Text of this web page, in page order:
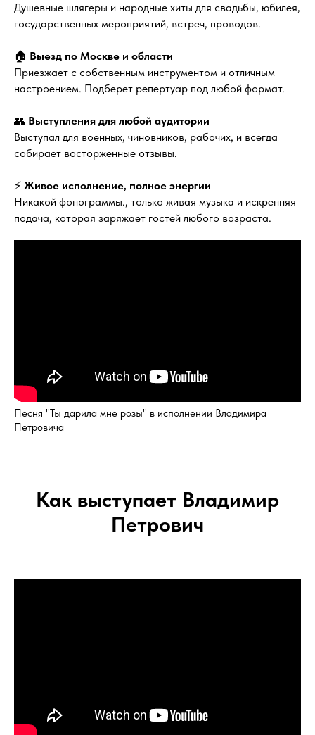
Душевные шлягеры и народные хиты для свадьбы, юбилея,
государственных мероприятий, встреч, проводов.
🏠 Выезд по Москве и области
Приезжает с собственным инструментом и отличным
настроением. Подберет репертуар под любой формат.
👥 Выступления для любой аудитории
Выступал для военных, чиновников, рабочих, и всегда
собирает восторженные отзывы.
⚡ Живое исполнение, полное энергии
Никакой фонограммы., только живая музыка и искренняя
подача, которая заряжает гостей любого возраста.
Песня "Ты дарила мне розы" в исполнении Владимира
Петровича
Как выступает Владимир
Петрович